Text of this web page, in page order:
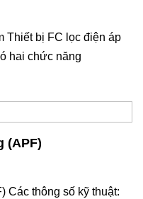
Thiết bị FC lọc điện áp
hai chức năng
(APF)
Các thông số kỹ thuật: